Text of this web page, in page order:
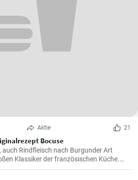
Aktie 21
Bocuse
auch Rindfleisch nach Burgunder Art
Klassiker der französischen Küche.
Burgund, der Heimat des berühmten
wo das Rindfleisch langsam gegart wird.